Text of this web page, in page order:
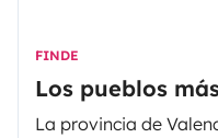
FINDE
Los pueblos
La provincia de